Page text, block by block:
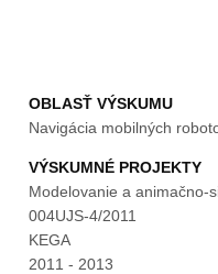
OBLASŤ VÝSKUMU
Navigácia mobilných
VÝSKUMNÉ PROJEKTY
Modelovanie a animačno-
004UJS-4/2011
KEGA
2011 - 2013